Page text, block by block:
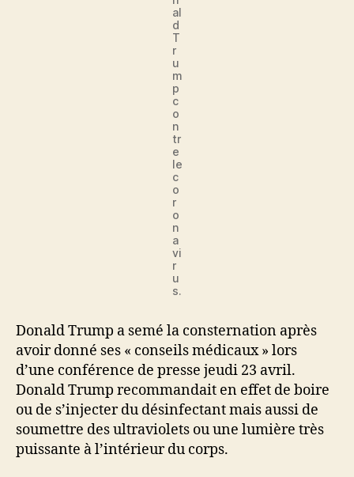
al
d
T
r
u
m
p
c
o
n
tr
e
le
c
o
r
o
n
a
vi
r
u
s.
Donald Trump a semé la consternation après
avoir donné ses « conseils médicaux » lors
d’une conférence de presse jeudi 23 avril.
Donald Trump recommandait en effet de boire
ou de s’injecter du désinfectant mais aussi de
soumettre des ultraviolets ou une lumière très
puissante à l’intérieur du corps.